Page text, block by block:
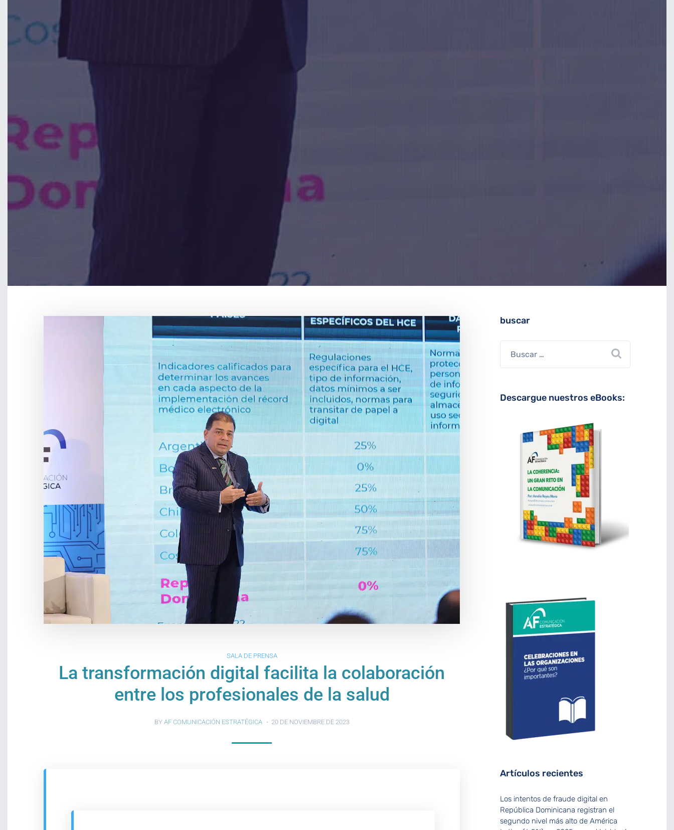
SALA DE PRENSA
La transformación digital facilita la colaboración
entre los profesionales de la salud
BY AF COMUNICACIÓN ESTRATÉGICA 20 DE NOVIEMBRE DE 2023
buscar
Descargue nuestros eBooks:
Artículos recientes
Los intentos de fraude digital en
República Dominicana registran el
segundo nivel más alto de América